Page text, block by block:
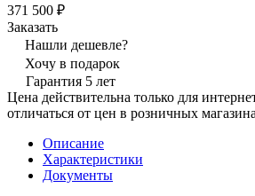
371 500 ₽
Заказать
Нашли дешевле?
Хочу в подарок
Гарантия 5 лет
Цена действительна только для
отличаться от цен в розничных
Описание
Характеристики
Документы